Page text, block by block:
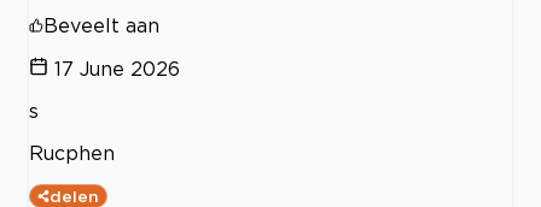
Beveelt aan
17 June 2026
s
Rucphen
delen